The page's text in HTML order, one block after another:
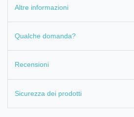
Altre informazioni
Qualche domanda?
Recensioni
Sicurezza dei prodotti